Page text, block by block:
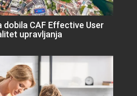
dobila CAF Effective User
upravljanja